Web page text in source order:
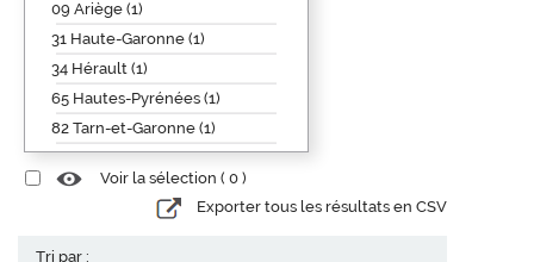
09 Ariège (1)
31 Haute-Garonne (1)
34 Hérault (1)
65 Hautes-Pyrénées (1)
82 Tarn-et-Garonne (1)
Voir la sélection ( 0 )
Exporter tous les résultats en CSV
Tri par :